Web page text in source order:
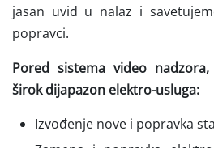
jasan uvid u nalaz i
popravci.
Pored sistema video
širok dijapazon elektro-usluga:
Izvođenje nove i popravka